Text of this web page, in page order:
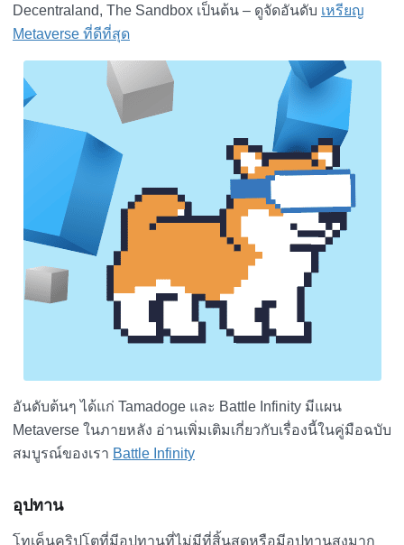
Decentraland, The Sandbox เป็นต้น – ดูจัดอันดับ เหรียญ
Metaverse ที่ดีที่สุด
อันดับต้นๆ ได้แก่ Tamadoge และ Battle Infinity มีแผน
Metaverse ในภายหลัง อ่านเพิ่มเติมเกี่ยวกับเรื่องนี้ในคู่มือฉบับ
สมบูรณ์ของเรา Battle Infinity
อุปทาน
โทเค็นคริปโตที่มีอุปทานที่ไม่มีที่สิ้นสุดหรือมีอุปทานสูงมาก